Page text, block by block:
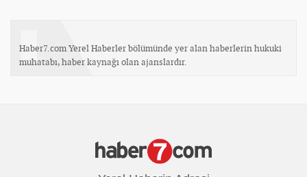
Haber7.com Yerel Haberler bölümünde yer alan haberlerin hukuki
muhatabı, haber kaynağı olan ajanslardır.